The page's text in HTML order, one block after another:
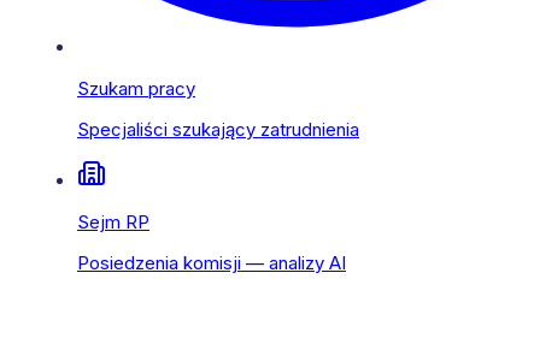
Szukam pracy
Specjaliści szukający zatrudnienia
Sejm RP
Posiedzenia komisji — analizy AI